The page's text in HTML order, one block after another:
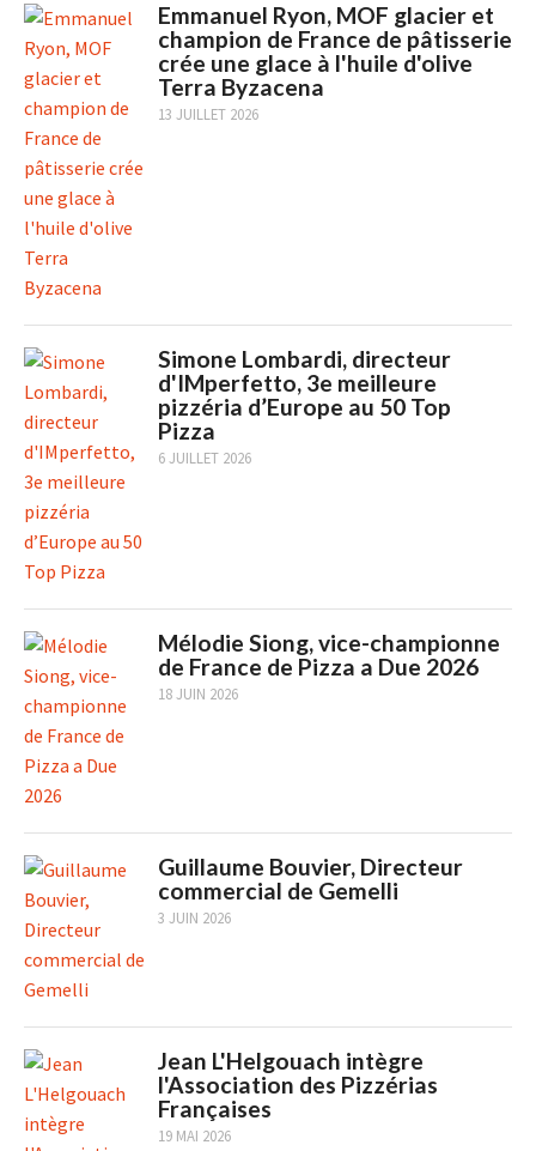
Emmanuel Ryon, MOF glacier et
champion de France de pâtisserie
crée une glace à l'huile d'olive
Terra Byzacena
13 JUILLET 2026
Simone Lombardi, directeur
d'IMperfetto, 3e meilleure
pizzéria d’Europe au 50 Top
Pizza
6 JUILLET 2026
Mélodie Siong, vice-championne
de France de Pizza a Due 2026
18 JUIN 2026
Guillaume Bouvier, Directeur
commercial de Gemelli
3 JUIN 2026
Jean L'Helgouach intègre
l'Association des Pizzérias
Françaises
19 MAI 2026